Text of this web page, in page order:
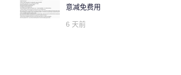
意减免费用
6 天前